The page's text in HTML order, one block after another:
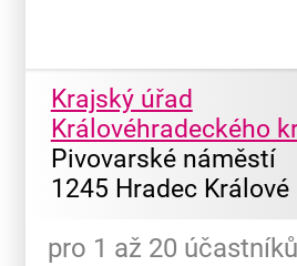
Krajský úřad
Královéhradeckého
Pivovarské náměstí
1245 Hradec Králové
pro 1 až 20